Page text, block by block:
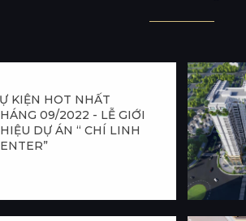
KIỆN HOT NHẤT
09/2022 - LỄ GIỚI
DỰ ÁN “ CHÍ LINH